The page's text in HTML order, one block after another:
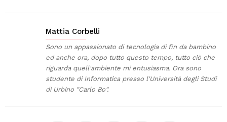
Mattia Corbelli
Sono un appassionato di tecnologia di fin da bambino
ed anche ora, dopo tutto questo tempo, tutto ciò che
riguarda quell'ambiente mi entusiasma. Ora sono
studente di Informatica presso l'Università degli Studi
di Urbino "Carlo Bo".